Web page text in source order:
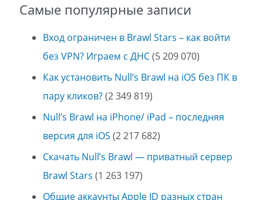
Самые популярные записи
Вход ограничен в Brawl Stars – как войти
без VPN? Играем с ДНС(5 209 070)
Как установить Null’s Brawl на iOS без ПК в
пару кликов?(2 349 819)
Null’s Brawl на iPhone/ iPad – последняя
версия для iOS (2 217 682)
Скачать Null’s Brawl — приватный сервер
Brawl Stars (1 263 197)
Общие аккаунты Apple ID разных стран